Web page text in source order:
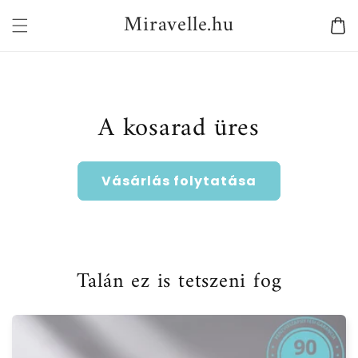
tartalomhoz
Miravelle.hu Kosár
A kosarad üres
Vásárlás folytatása
Talán ez is tetszeni fog